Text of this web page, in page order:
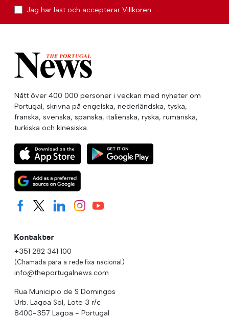
Jag har läst och accepterar Villkoren
Nått över 400 000 personer i veckan med nyheter om
Portugal, skrivna på engelska, nederländska, tyska,
franska, svenska, spanska, italienska, ryska, rumänska,
turkiska och kinesiska.
Kontakter
+351 282 341 100
(Chamada para a rede fixa nacional)
info@theportugalnews.com
Rua Municipio de S Domingos
Urb. Lagoa Sol, Lote 3 r/c
8400-357 Lagoa - Portugal